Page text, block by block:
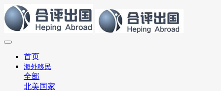
首页
海外移民
全部
北美国家